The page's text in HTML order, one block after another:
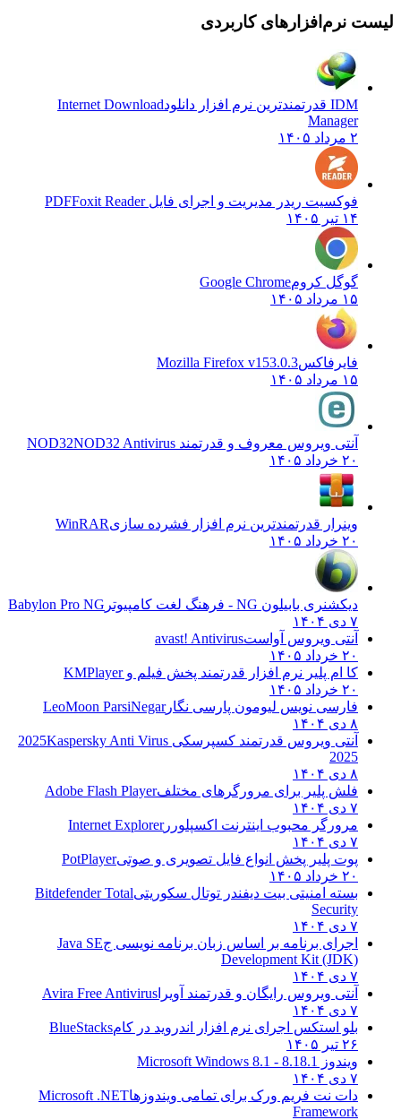
نرم‌افزارهای کاربردی
Internet Download
Manager
فوکسیت ریدر مدیریت و اجرای فایل PDFFoxit Reader
گوگل کروم Google Chrome
فایرفاکس Mozilla Firefox v153.0.3
آنتی ویروس معروف و قدرتمند NOD32NOD32 Antivirus
وینرار قدرتمندترین نرم افزار فشرده سازی WinRAR
دیکشنری بابیلون NG - فرهنگ لغت کامپیوتر
Babylon Pro NG
آنتی ویروس آواست avast! Antivirus
کا ام پلیر نرم افزار قدرتمند پخش فیلم وKMPlayer
فارسی نویس لیومون پارسی نگارLeoMoon ParsiNegar
آنتی ویروس قدرتمند کسپرسکی 2025 Kaspersky Anti Virus
فلش پلیر برای مرورگرهای مختلفAdobe Flash Player
مرورگر محبوب اینترنت اکسپلوررInternet Explorer
پوت پلیر پخش انواع فایل تصویری و صوتی PotPlayer
بسته امنیتی بیت دیفندر توتال سکوریتیBitdefender Total
Security
اجرای برنامه بر اساس زبان برنامه نویسی جJava SE
Development Kit (JDK)
آنتی ویروس رایگان و قدرتمند آویراAvira Free Antivirus
بلو استکس اجرای نرم افزار اندروید در کامBlueStacks
ویندوز 8.18.1 - Microsoft Windows 8.1
دات نت فریم ورک برای تمامی ویندوزهاMicrosoft .NET
Framework